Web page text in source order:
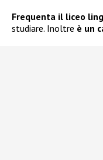
Frequenta il liceo
studiare. Inoltre è un